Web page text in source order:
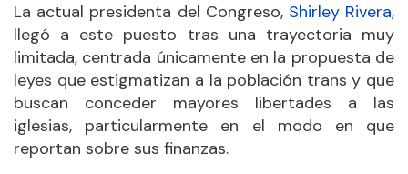
La actual presidenta del Congreso, Shirley Rivera,
llegó a este puesto tras una trayectoria muy
limitada, centrada únicamente en la propuesta de
leyes que estigmatizan a la población trans y que
buscan conceder mayores libertades a las
iglesias, particularmente en el modo en que
reportan sobre sus finanzas.